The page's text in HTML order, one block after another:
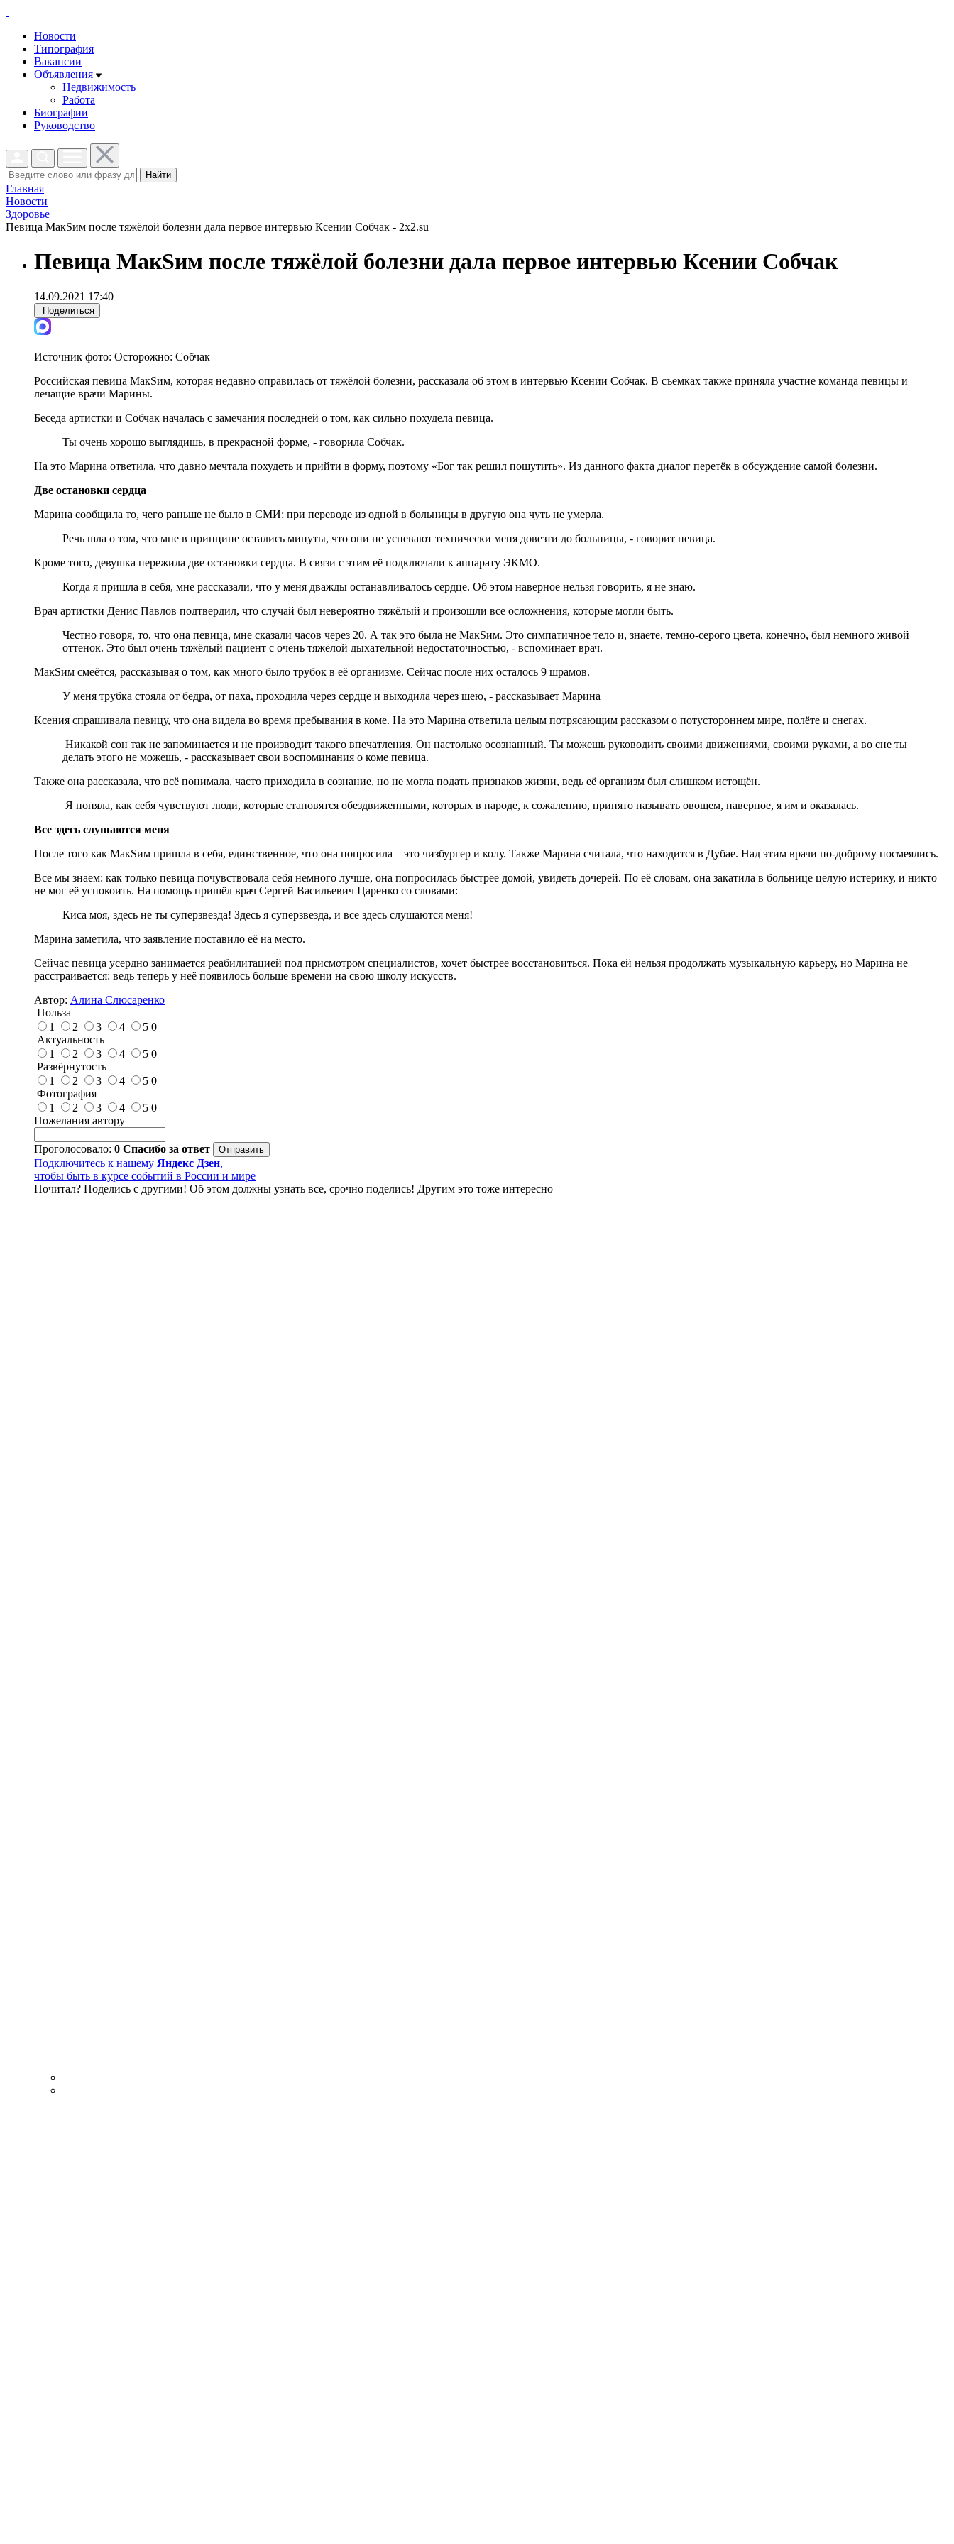
Новости
Типография
Вакансии
Объявления
Недвижимость
Работа
Биографии
Руководство
Найти
Главная
Новости
Здоровье
Певица МакSим после тяжёлой болезни дала первое интервью Ксении Собчак - 2x2.su
Певица МакSим после тяжёлой болезни дала первое интервью Ксении Собчак
14.09.2021 17:40
Поделиться
Источник фото: Осторожно: Собчак
Российская певица МакSим, которая недавно оправилась от тяжёлой болезни, рассказала об этом в интервью Ксении Собчак. В съемках также приняла участие команда певицы и
лечащие врачи Марины.
Беседа артистки и Собчак началась с замечания последней о том, как сильно похудела певица.
Ты очень хорошо выглядишь, в прекрасной форме, - говорила Собчак.
На это Марина ответила, что давно мечтала похудеть и прийти в форму, поэтому «Бог так решил пошутить». Из данного факта диалог перетёк в обсуждение самой болезни.
Две остановки сердца
Марина сообщила то, чего раньше не было в СМИ: при переводе из одной в больницы в другую она чуть не умерла.
Речь шла о том, что мне в принципе остались минуты, что они не успевают технически меня довезти до больницы, - говорит певица.
Кроме того, девушка пережила две остановки сердца. В связи с этим её подключали к аппарату ЭКМО.
Когда я пришла в себя, мне рассказали, что у меня дважды останавливалось сердце. Об этом наверное нельзя говорить, я не знаю.
Врач артистки Денис Павлов подтвердил, что случай был невероятно тяжёлый и произошли все осложнения, которые могли быть.
Честно говоря, то, что она певица, мне сказали часов через 20. А так это была не МакSим. Это симпатичное тело и, знаете, темно-серого цвета, конечно, был немного живой
оттенок. Это был очень тяжёлый пациент с очень тяжёлой дыхательной недостаточностью, - вспоминает врач.
МакSим смеётся, рассказывая о том, как много было трубок в её организме. Сейчас после них осталось 9 шрамов.
У меня трубка стояла от бедра, от паха, проходила через сердце и выходила через шею, - рассказывает Марина
Ксения спрашивала певицу, что она видела во время пребывания в коме. На это Марина ответила целым потрясающим рассказом о потустороннем мире, полёте и снегах.
Никакой сон так не запоминается и не производит такого впечатления. Он настолько осознанный. Ты можешь руководить своими движениями, своими руками, а во сне ты
делать этого не можешь, - рассказывает свои воспоминания о коме певица.
Также она рассказала, что всё понимала, часто приходила в сознание, но не могла подать признаков жизни, ведь её организм был слишком истощён.
Я поняла, как себя чувствуют люди, которые становятся обездвиженными, которых в народе, к сожалению, принято называть овощем, наверное, я им и оказалась.
Все здесь слушаются меня
После того как МакSим пришла в себя, единственное, что она попросила – это чизбургер и колу. Также Марина считала, что находится в Дубае. Над этим врачи по-доброму посмеялись.
Все мы знаем: как только певица почувствовала себя немного лучше, она попросилась быстрее домой, увидеть дочерей. По её словам, она закатила в больнице целую истерику, и никто
не мог её успокоить. На помощь пришёл врач Сергей Васильевич Царенко со словами:
Киса моя, здесь не ты суперзвезда! Здесь я суперзвезда, и все здесь слушаются меня!
Марина заметила, что заявление поставило её на место.
Сейчас певица усердно занимается реабилитацией под присмотром специалистов, хочет быстрее восстановиться. Пока ей нельзя продолжать музыкальную карьеру, но Марина не
расстраивается: ведь теперь у неё появилось больше времени на свою школу искусств.
Автор: Алина Слюсаренко
Польза
1
2 3 4 5 0
Актуальность
1
2 3 4 5 0
Развёрнутость
1
2 3 4 5 0
Фотография
1
2 3 4 5 0
Пожелания автору
Проголосовало: 0 Спасибо за ответ
Подключитесь к нашему Яндекс Дзен,
чтобы быть в курсе событий в России и мире
Почитал? Поделись с другими! Об этом должны узнать все, срочно поделись! Другим это тоже интересно